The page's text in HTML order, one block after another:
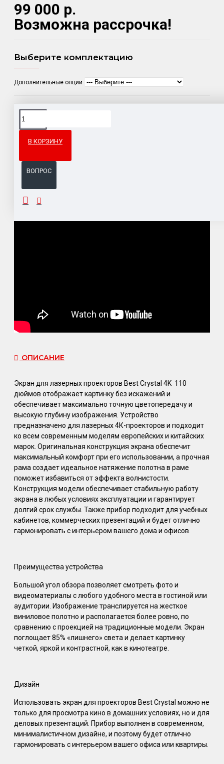
99 000 р.
Возможна рассрочка!
Выберите комплектацию
Дополнительные опции
В КОРЗИНУ
ВОПРОС
Доставка товара по всему Таможенному союзу.
ОПИСАНИЕ
Экран для лазерных проекторов Best Crystal 4K 110
дюймов отображает картинку без искажений и
обеспечивает максимально точную цветопередачу и
высокую глубину изображения. Устройство
предназначено для лазерных 4К-проекторов и подходит
ко всем современным моделям европейских и китайских
марок. Оригинальная конструкция экрана обеспечит
максимальный комфорт при его использовании, а прочная
рама создает идеальное натяжение полотна в раме
поможет избавиться от эффекта волнистости.
Конструкция модели обеспечивает стабильную работу
экрана в любых условиях эксплуатации и гарантирует
долгий срок службы. Также прибор подходит для учебных
кабинетов, коммерческих презентаций и будет отлично
гармонировать с интерьером вашего дома и офисов.
Преимущества устройства
Большой угол обзора позволяет смотреть фото и
видеоматериалы с любого удобного места в гостиной или
аудитории. Изображение транслируется на жесткое
виниловое полотно и располагается более ровно, по
сравнению с проекцией на традиционные модели. Экран
поглощает 85% «лишнего» света и делает картинку
четкой, яркой и контрастной, как в кинотеатре.
Дизайн
Использовать экран для проекторов Best Crystal можно не
только для просмотра кино в домашних условиях, но и для
деловых презентаций. Прибор выполнен в современном,
минималистичном дизайне, и поэтому будет отлично
гармонировать с интерьером вашего офиса или квартиры.